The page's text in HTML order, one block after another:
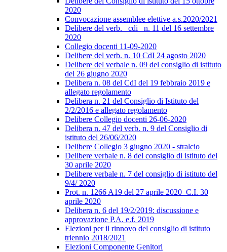
2020
Convocazione assemblee elettive a.s.2020/2021
Delibere del verb._ cdi_ n. 11 del 16 settembre
2020
Collegio docenti 11-09-2020
Delibere del verb. n. 10 CdI 24 agosto 2020
Delibere del verbale n. 09 del consiglio di istituto
del 26 giugno 2020
Delibera n. 08 del CdI del 19 febbraio 2019 e
allegato regolamento
Delibera n. 21 del Consiglio di Istituto del
2/2/2016 e allegato regolamento
Delibere Collegio docenti 26-06-2020
Delibera n. 47 del verb. n. 9 del Consiglio di
istituto del 26/06/2020
Delibere Collegio 3 giugno 2020 - stralcio
Delibere verbale n. 8 del consiglio di istituto del
30 aprile 2020
Delibere verbale n. 7 del consiglio di istituto del
9/4/ 2020
Prot. n. 1266 A19 del 27 aprile 2020_C.I. 30
aprile 2020
Delibera n. 6 del 19/2/2019: discussione e
approvazione P.A. e.f. 2019
Elezioni per il rinnovo del consiglio di istituto
triennio 2018/2021
Elezioni Componente Genitori